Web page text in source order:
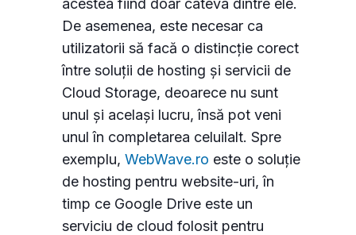
acestea fiind doar câteva dintre ele.
De asemenea, este necesar ca
utilizatorii să facă o distincție corect
între soluții de hosting și servicii de
Cloud Storage, deoarece nu sunt
unul și același lucru, însă pot veni
unul în completarea celuilalt. Spre
exemplu, WebWave.ro este o soluție
de hosting pentru website-uri, în
timp ce Google Drive este un
serviciu de cloud folosit pentru